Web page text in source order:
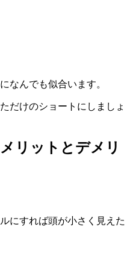
なんでも似合います。
だけのショートにしましょ
リットとデメリ
にすれば頭が小さく見えた